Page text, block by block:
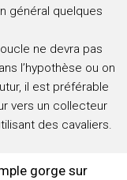
général quelques
ne devra pas
l’hypothèse ou on
il est préférable
vers un collecteur
des cavaliers.
gorge sur